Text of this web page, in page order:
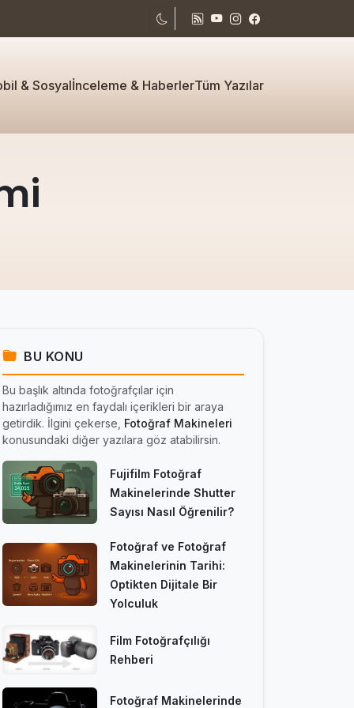
& Sosyalİnceleme & HaberlerTüm Yazılar
BU KONU
Bu başlık altında fotoğrafçılar için
hazırladığımız en faydalı içerikleri bir araya
getirdik. İlgini çekerse, Fotoğraf Makineleri
konusundaki diğer yazılara göz atabilirsin.
Fujifilm Fotoğraf
Makinelerinde Shutter
Sayısı Nasıl Öğrenilir?
Fotoğraf ve Fotoğraf
Makinelerinin Tarihi:
Optikten Dijitale Bir
Yolculuk
Film Fotoğrafçılığı
Rehberi
Fotoğraf Makinelerinde